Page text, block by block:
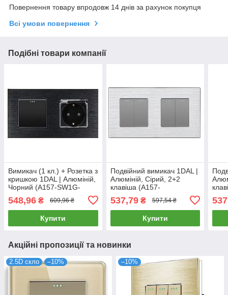
Повернення товару впродовж 14 днів за рахунок покупця
Всі умови повернення
Подібні товари компанії
Вимикач (1 кл.) + Розетка з
кришкою 1DAL | Алюміній,
Чорний (A157-SW1G-
548,96 ₴ 609,96 ₴
Купити
Подвійний вимикач 1DAL |
Алюміній, Сірий, 2+2
клавіша (A157-
537,79₴ 597,54 ₴
Купити
Акційні пропозиції та новинки
2.5D скло –10% –10%